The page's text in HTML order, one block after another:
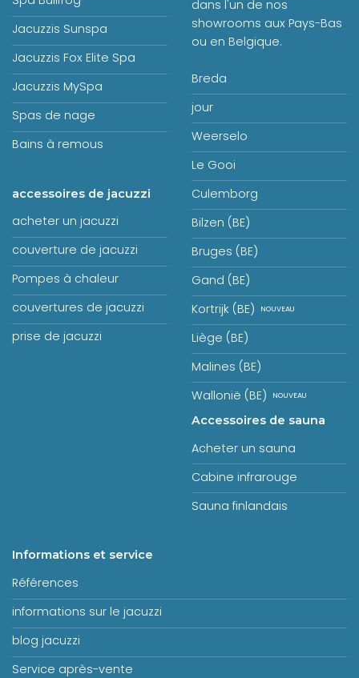
Jacuzzis Sunspa
Jacuzzis Fox Elite Spa
Jacuzzis MySpa
Spas de nage
Bains à remous
accessoires de jacuzzi
acheter un jacuzzi
couverture de jacuzzi
Pompes à chaleur
couvertures de jacuzzi
prise de jacuzzi
dans l'un de nos
showrooms aux Pays-Bas
ou en Belgique.
Breda
jour
Weerselo
Le Gooi
Culemborg
Bilzen (BE)
Bruges (BE)
Gand (BE)
Kortrijk (BE)
Liège (BE)
Malines (BE)
Wallonië (BE)
Accessoires de sauna
Acheter un sauna
Cabine infrarouge
Sauna finlandais
Informations et service
Références
informations sur le jacuzzi
blog jacuzzi
Service après-vente